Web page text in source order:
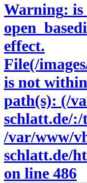
Warning:
effect.
File(/
is not
path(s): (/
schlatt.de/
/var/www/
schlatt.de/
on line 486